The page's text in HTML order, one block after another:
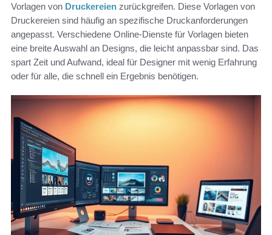
Vorlagen von Druckereien zurückgreifen. Diese Vorlagen von
Druckereien sind häufig an spezifische Druckanforderungen
angepasst. Verschiedene Online-Dienste für Vorlagen bieten
eine breite Auswahl an Designs, die leicht anpassbar sind. Das
spart Zeit und Aufwand, ideal für Designer mit wenig Erfahrung
oder für alle, die schnell ein Ergebnis benötigen.